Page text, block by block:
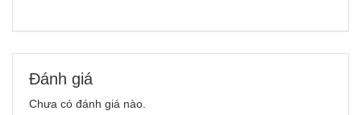
Đánh giá
Chưa có đánh giá nào.